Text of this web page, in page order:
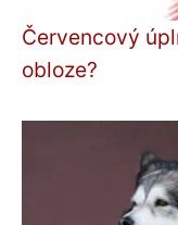
Červencový
obloze?